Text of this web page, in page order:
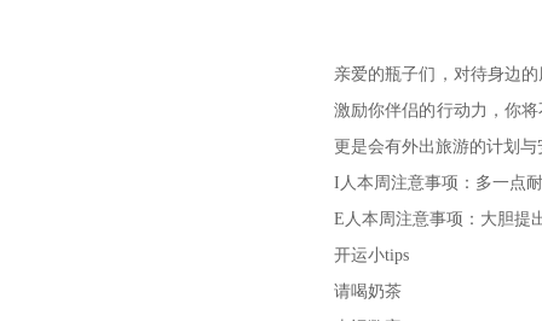
亲爱的瓶子们，对待身边
激励你伴侣的行动力，你
更是会有外出旅游的计划与
I人本周注意事项：多一点
E人本周注意事项：大胆提
开运小tips
请喝奶茶